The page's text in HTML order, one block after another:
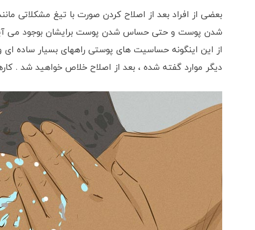
بعضی از افراد بعد از اصلاح کردن صورت با تیغ مشکلاتی
شدن پوست و حتی حساس شدن پوست برایشان بوجود می آید
از این اینگونه حساسیت های پوستی راههای بسیار ساده ای
دیگر موارد گفته شده ، بعد از اصلاح خلاص خواهید شد .